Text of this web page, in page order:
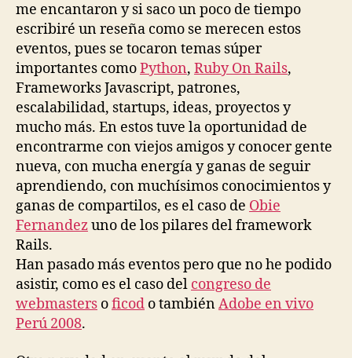
me encantaron y si saco un poco de tiempo
escribiré un reseña como se merecen estos
eventos, pues se tocaron temas súper
importantes comoPython, Ruby On Rails,
Frameworks Javascript, patrones,
escalabilidad, startups, ideas, proyectos y
mucho más. En estos tuve la oportunidad de
encontrarme con viejos amigos y conocer gente
nueva, con mucha energía y ganas de seguir
aprendiendo, con muchísimos conocimientos y
ganas de compartilos, es el caso de Obie
Fernandezuno de los pilares del framework
Rails.
Han pasado más eventos pero que no he podido
asistir, como es el caso del congreso de
webmasters oficod o tambiénAdobe en vivo
Perú 2008.